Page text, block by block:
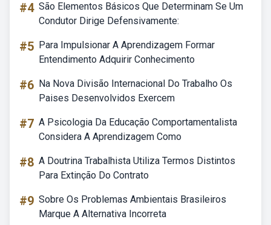
#4 São Elementos Básicos Que Determinam Se Um
Condutor Dirige Defensivamente:
#5 Para Impulsionar A Aprendizagem Formar
Entendimento Adquirir Conhecimento
#6 Na Nova Divisão Internacional Do Trabalho Os
Paises Desenvolvidos Exercem
#7 A Psicologia Da Educação Comportamentalista
Considera A Aprendizagem Como
#8 A Doutrina Trabalhista Utiliza Termos Distintos
Para Extinção Do Contrato
#9 Sobre Os Problemas Ambientais Brasileiros
Marque A Alternativa Incorreta